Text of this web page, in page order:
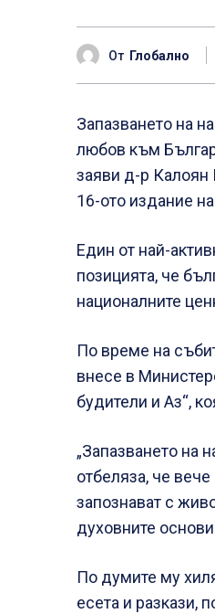
От Глобално
Запазването на
любов към
заяви д-р Калоян
16-ото издание
Един от най-
позицията, че
националните
По време на
внесе в
будители и Аз“,
„Запазването на
отбеляза, че
запознават с
духовните
По думите му
есета и разкази,